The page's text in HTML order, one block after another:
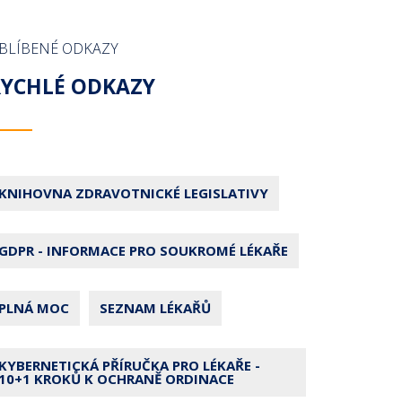
ODKAZY
ODKAZY
ZDRAVOTNICKÉ LEGISLATIVY
- INFORMACE PRO SOUKROMÉ LÉKAŘE
MOC SEZNAM LÉKAŘŮ
PŘÍRUČKA PRO LÉKAŘE -
KROKŮ K OCHRANĚ ORDINACE